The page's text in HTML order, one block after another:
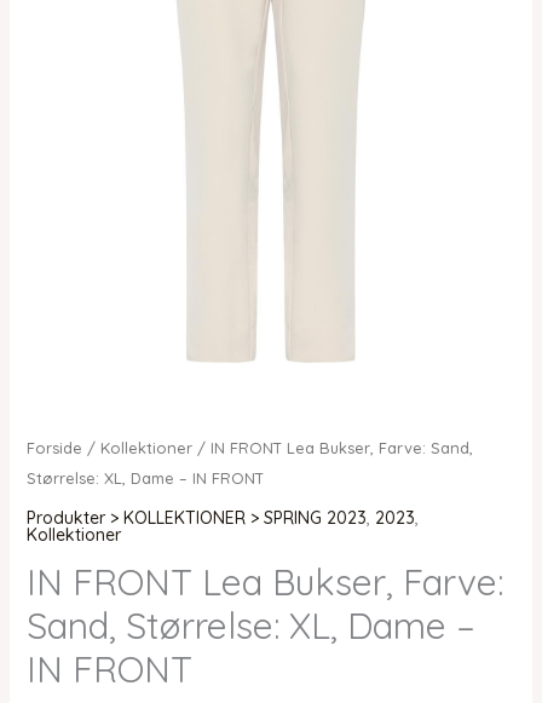
Forside / Kollektioner/ IN FRONT Lea Bukser, Farve: Sand,
Størrelse: XL, Dame – IN FRONT
Produkter > KOLLEKTIONER > SPRING 2023, 2023,
Kollektioner
IN FRONT Lea Bukser, Farve:
Sand, Størrelse: XL, Dame –
IN FRONT